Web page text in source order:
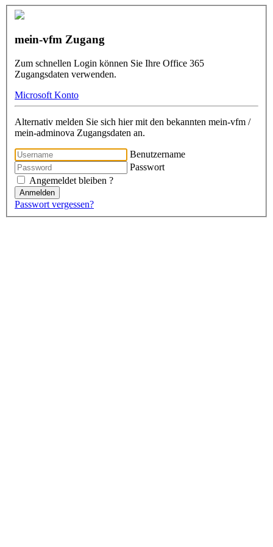
mein-vfm Zugang
Zum schnellen Login können Sie Ihre Office 365
Zugangsdaten verwenden.
Microsoft Konto
Alternativ melden Sie sich hier mit den bekannten mein-vfm /
mein-adminova Zugangsdaten an.
Benutzername
Passwort
Angemeldet bleiben ?
Anmelden
Passwort vergessen?